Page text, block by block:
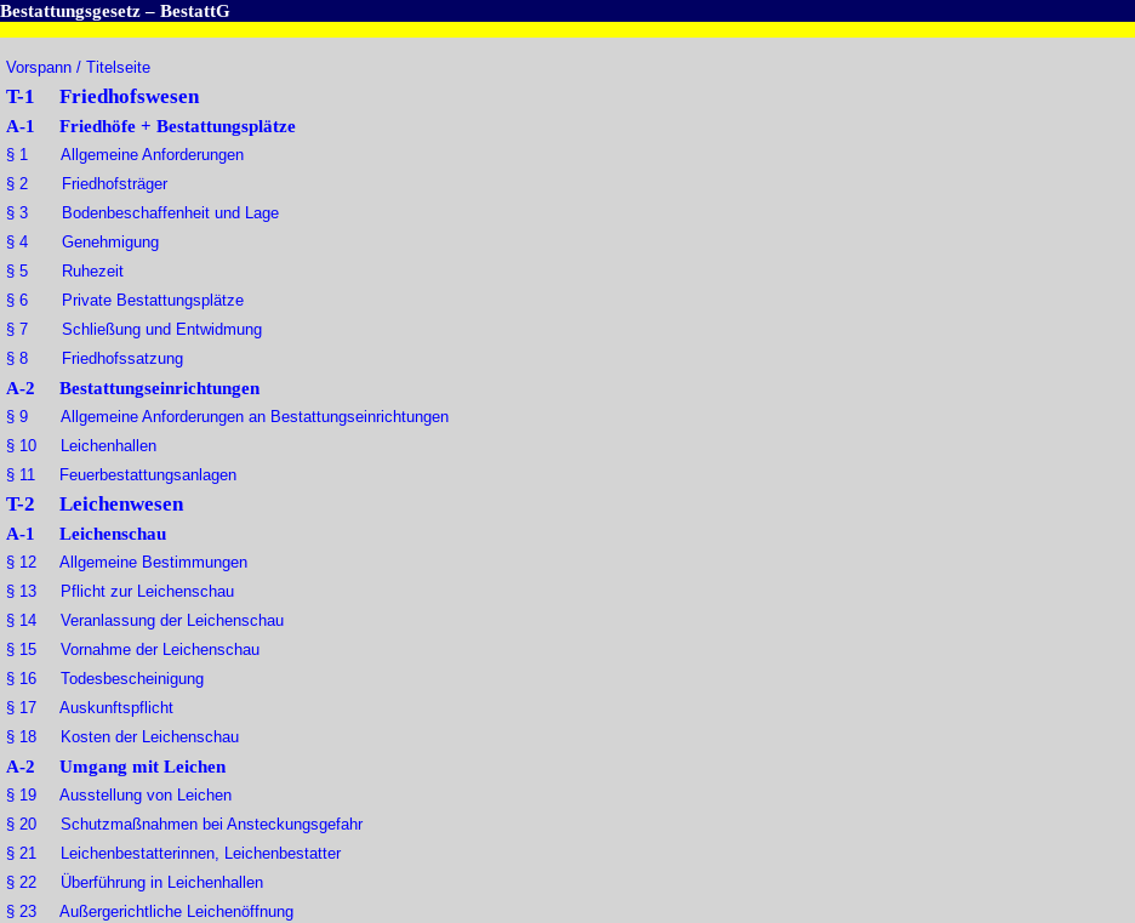
Bestattungsgesetz – BestattG
Vorspann / Titelseite
T-1 Friedhofswesen
A-1 Friedhöfe + Bestattungsplätze
§ 1 Allgemeine Anforderungen
§ 2 Friedhofsträger
§ 3 Bodenbeschaffenheit und Lage
§ 4 Genehmigung
§ 5 Ruhezeit
§ 6 Private Bestattungsplätze
§ 7 Schließung und Entwidmung
§ 8 Friedhofssatzung
A-2 Bestattungseinrichtungen
§ 9 Allgemeine Anforderungen an Bestattungseinrichtungen
§ 10 Leichenhallen
§ 11 Feuerbestattungsanlagen
T-2 Leichenwesen
A-1 Leichenschau
§ 12 Allgemeine Bestimmungen
§ 13 Pflicht zur Leichenschau
§ 14 Veranlassung der Leichenschau
§ 15 Vornahme der Leichenschau
§ 16 Todesbescheinigung
§ 17 Auskunftspflicht
§ 18 Kosten der Leichenschau
A-2 Umgang mit Leichen
§ 19 Ausstellung von Leichen
§ 20 Schutzmaßnahmen bei Ansteckungsgefahr
§ 21 Leichenbestatterinnen, Leichenbestatter
§ 22 Überführung in Leichenhallen
§ 23 Außergerichtliche Leichenöffnung